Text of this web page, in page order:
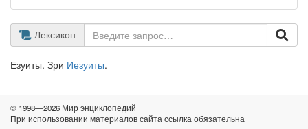
Лексикон
Езуиты. Зри Иезуиты.
© 1998—2026 Мир энциклопедий
При использовании материалов сайта ссылка обязательна